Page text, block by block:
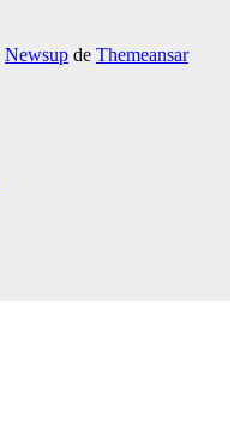
Newsup de Themeansar